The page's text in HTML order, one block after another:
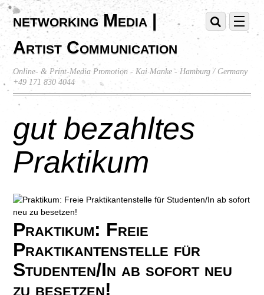
networking Media |
Artist Communication
Online- & Print-Media Promotion - Kai Manke - Hamburg / Germany
+49 171 830 4044
gut bezahltes
Praktikum
Praktikum: Freie
Praktikantenstelle für
Studenten/In ab sofort neu
zu besetzen!